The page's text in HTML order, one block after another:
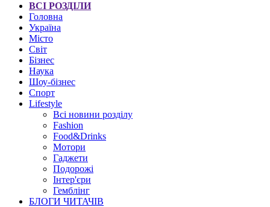
ВСІ РОЗДІЛИ
Головна
Україна
Місто
Світ
Бізнес
Наука
Шоу-бізнес
Спорт
Lifestyle
Всі новини розділу
Fashion
Food&Drinks
Мотори
Гаджети
Подорожі
Інтер'єри
Гемблінг
БЛОГИ ЧИТАЧІВ